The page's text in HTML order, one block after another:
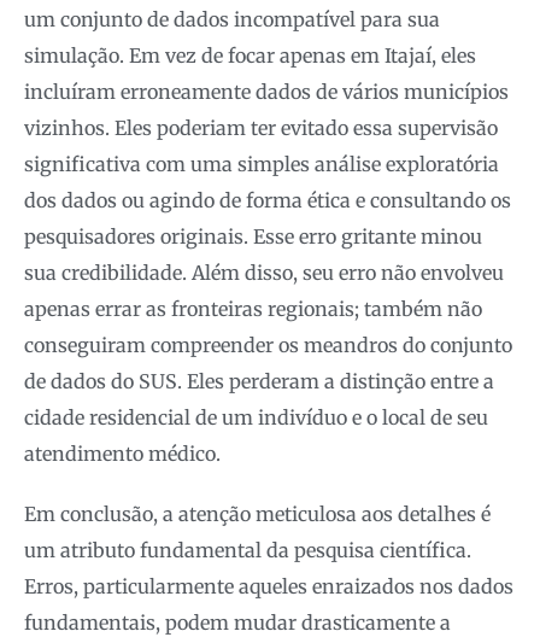
um conjunto de dados incompatível para sua
simulação. Em vez de focar apenas em Itajaí, eles
incluíram erroneamente dados de vários municípios
vizinhos. Eles poderiam ter evitado essa supervisão
significativa com uma simples análise exploratória
dos dados ou agindo de forma ética e consultando os
pesquisadores originais. Esse erro gritante minou
sua credibilidade. Além disso, seu erro não envolveu
apenas errar as fronteiras regionais; também não
conseguiram compreender os meandros do conjunto
de dados do SUS. Eles perderam a distinção entre a
cidade residencial de um indivíduo e o local de seu
atendimento médico.
Em conclusão, a atenção meticulosa aos detalhes é
um atributo fundamental da pesquisa científica.
Erros, particularmente aqueles enraizados nos dados
fundamentais, podem mudar drasticamente a